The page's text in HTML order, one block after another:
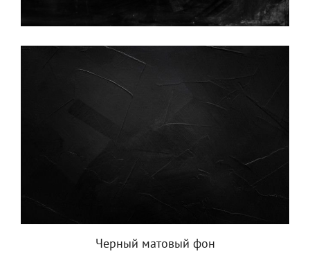
Черный матовый фон